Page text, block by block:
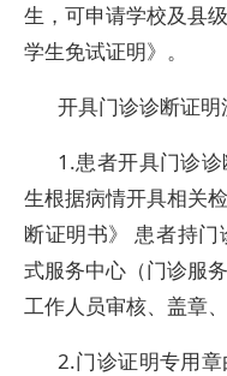
生，可申请学校及县
学生免试证明》。
开具门诊诊断证
1.患者开具门诊
生根据病情开具相关
断证明书》 患者持
式服务中心（门诊服
工作人员审核、盖章、
2.门诊证明专用